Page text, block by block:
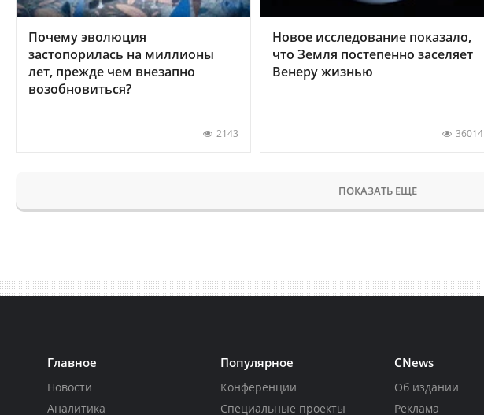
Почему эволюция
застопорилась на миллионы
лет, прежде чем внезапно
возобновиться?
2143
Новое исследование показало,
что Земля постепенно заселяет
Венеру жизнью
36014
ПОКАЗАТЬ ЕЩЕ
Главное
Новости
Аналитика
Популярное
Конференции
Специальные проекты
CNews
Об издании
Реклама